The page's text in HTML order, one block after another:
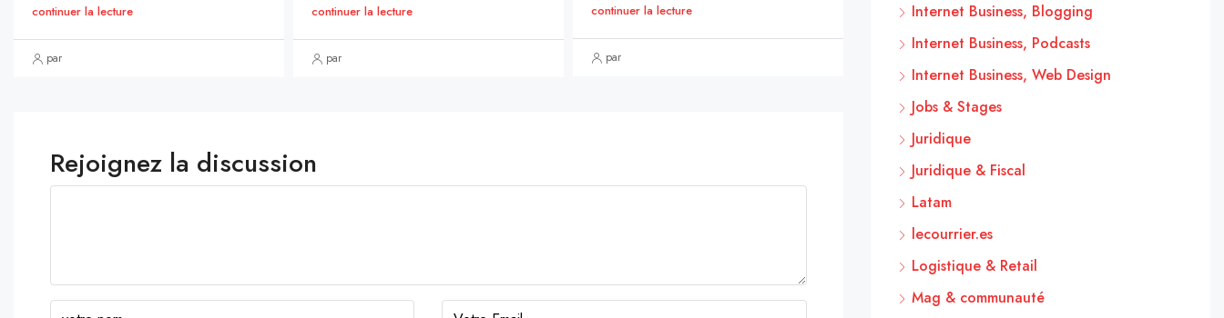
continuer la lecture
par
continuer la lecture
par
continuer la lecture
par
Rejoignez la discussion
Internet Business, Blogging
Internet Business, Podcasts
Internet Business, Web Design
Jobs & Stages
Juridique
Juridique & Fiscal
Latam
lecourrier.es
Logistique & Retail
Mag & communauté